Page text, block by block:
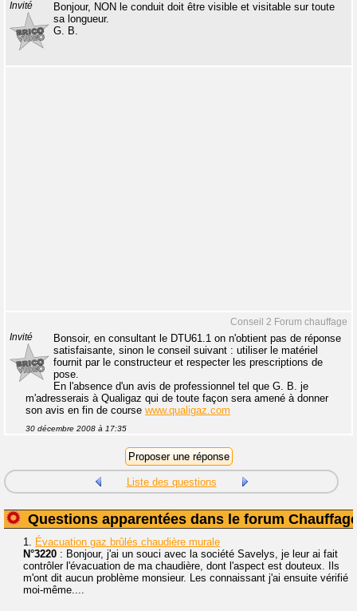
Invité
Bonjour, NON le conduit doit être visible et visitable sur toute
sa longueur.
G. B.
Conseil 2 Forum chauffage
Invité
Bonsoir, en consultant le DTU61.1 on n'obtient pas de réponse
satisfaisante, sinon le conseil suivant : utiliser le matériel
fournit par le constructeur et respecter les prescriptions de
pose.
En l'absence d'un avis de professionnel tel que G. B. je
m'adresserais à Qualigaz qui de toute façon sera amené à donner
son avis en fin de course www.qualigaz.com
30 décembre 2008 à 17:35
Liste des questions
Questions apparentées dans le forum
1. Évacuation gaz brûlés chaudière murale
N°3220 : Bonjour, j'ai un souci avec la société Savelys, je leur ai fait
contrôler l'évacuation de ma chaudière, dont l'aspect est douteux. Ils
m'ont dit aucun problème monsieur. Les connaissant j'ai ensuite vérifié
moi-même....